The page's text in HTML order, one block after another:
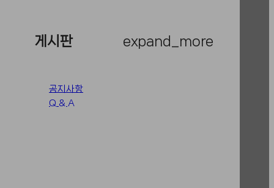
게시판 expand_more
공지사항
Q & A